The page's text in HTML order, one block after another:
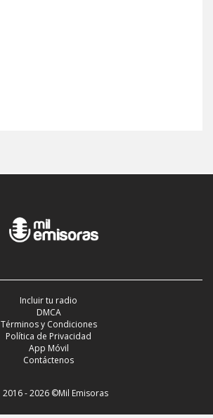
Incluir tu radio
DMCA
Términos y Condiciones
Política de Privacidad
App Móvil
Contáctenos
2016 - 2026 ©Mil Emisoras